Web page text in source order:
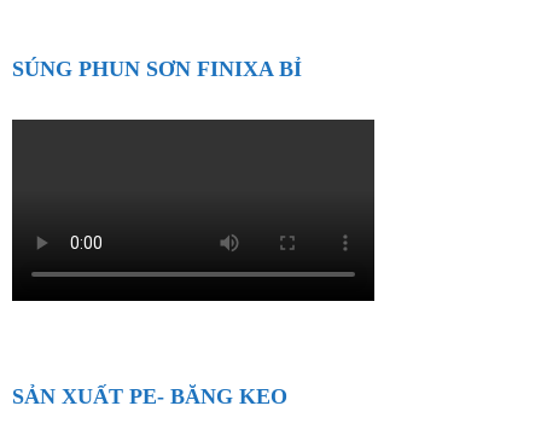
SÚNG PHUN SƠN FINIXA BỈ
SẢN XUẤT PE- BĂNG KEO